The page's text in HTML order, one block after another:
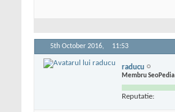
5th October 2016, 11:53
raducu
Membru SeoPedia
Reputatie: